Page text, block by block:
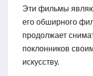
Эти фильмы
его обширного
продолжает
поклонников
искусству.